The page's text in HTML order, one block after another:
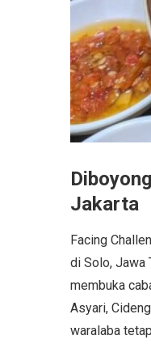
Jakarta
Facing
di Solo, Jawa
membuka
Asyari,
waralaba